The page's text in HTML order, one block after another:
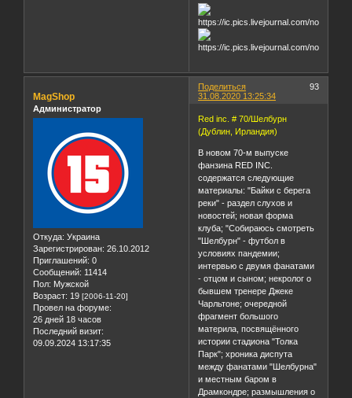
Поделиться
93
31.08.2020 13:25:34
MagShop
Администратор
Откуда: Украина
Зарегистрирован: 26.10.2012
Приглашений: 0
Сообщений: 11414
Пол: Мужской
Возраст: 19 [2006-11-20]
Провел на форуме:
26 дней 18 часов
Последний визит:
09.09.2024 13:17:35
Red inc. # 70/Шелбурн
(Дублин, Ирландия)
В новом 70-м выпуске
фанзина RED INC.
содержатся следующие
материалы: "Байки с берега
реки" - раздел слухов и
новостей; новая форма
клуба; "Собираюсь смотреть
"Шелбурн" - футбол в
условиях пандемии;
интервью с двумя фанатами
- отцом и сыном; некролог о
бывшем тренере Джеке
Чарльтоне; очередной
фрагмент большого
материла, посвящённого
истории стадиона "Толка
Парк"; хроника диспута
между фанатами "Шелбурна"
и местным баром в
Драмкондре; размышления о